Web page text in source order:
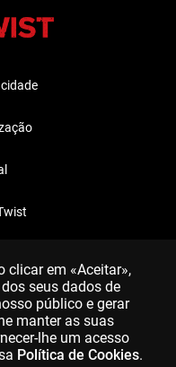
clicar em «Aceitar»,
seus dados de
público e gerar
manter as suas
lhe um acesso
Política de Cookies.